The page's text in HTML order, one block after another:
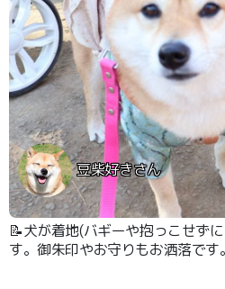
豆柴好きさん
📝犬が着地(バギーや抱っこせず
す。御朱印やお守りもお洒落です。